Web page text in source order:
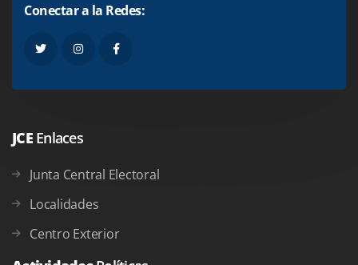
Conectar a la Redes:
JCE Enlaces
Junta Central Electoral
Localidades
Centro Exterior